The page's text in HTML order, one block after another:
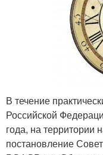
В течение
Российской
года, на территории
постановление